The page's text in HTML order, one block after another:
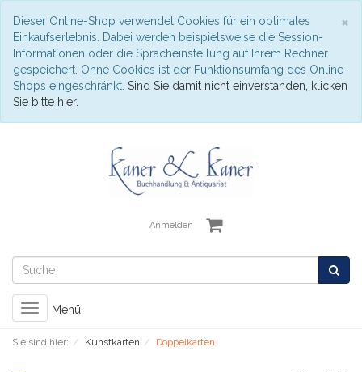
×
Dieser Online-Shop verwendet Cookies für ein optimales
Einkaufserlebnis. Dabei werden beispielsweise die Session-
Informationen oder die Spracheinstellung auf Ihrem Rechner
gespeichert. Ohne Cookies ist der Funktionsumfang des Online-
Shops eingeschränkt. Sind Sie damit nicht einverstanden, klicken
Sie bitte hier.
Anmelden
Toggle
navigation
Menü
Sie sind hier: Kunstkarten Doppelkarten